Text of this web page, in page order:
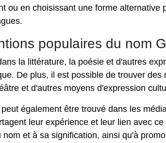
ou en choisissant une forme alternative
populaires du nom
la littérature, la poésie et d'autres
De plus, il est possible de trouver des
et d'autres moyens d'expression
également être trouvé dans les
leur expérience et leur lien avec
et à sa signification, ainsi qu'à